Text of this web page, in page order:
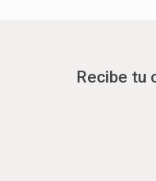
Recibe tu